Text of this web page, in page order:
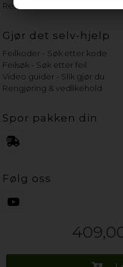
Reservedeler etter merke
Gjør det selv-hjelp
Feilkoder - Søk etter kode
Feilsøk - Søk etter feil
Video guider - Slik gjør du
Rengjøring & vedlikehold
Spor pakken din
Følg oss